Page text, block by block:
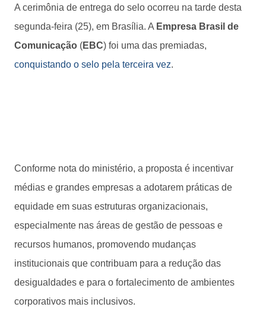
A cerimônia de entrega do selo ocorreu na tarde desta
segunda-feira (25), em Brasília. A Empresa Brasil de
Comunicação (EBC) foi uma das premiadas,
conquistando o selo pela terceira vez.
Conforme nota do ministério, a proposta é incentivar
médias e grandes empresas a adotarem práticas de
equidade em suas estruturas organizacionais,
especialmente nas áreas de gestão de pessoas e
recursos humanos, promovendo mudanças
institucionais que contribuam para a redução das
desigualdades e para o fortalecimento de ambientes
corporativos mais inclusivos.